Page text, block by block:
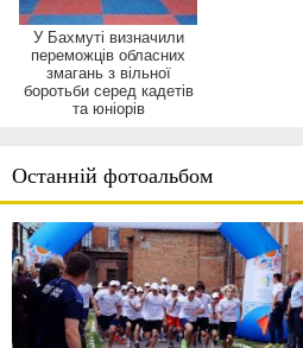
Останній фотоальбом
У Бахмуті визначили
переможців обласних
змагань з вільної
боротьби серед кадетів
та юніорів